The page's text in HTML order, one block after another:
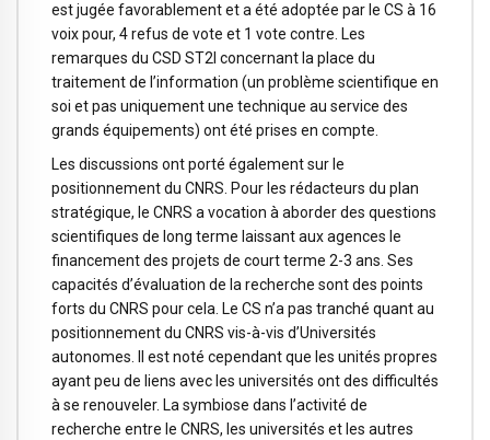
est jugée favorablement et a été adoptée par le CS à 16
voix pour, 4 refus de vote et 1 vote contre. Les
remarques du CSD ST2I concernant la place du
traitement de l’information (un problème scientifique en
soi et pas uniquement une technique au service des
grands équipements) ont été prises en compte.
Les discussions ont porté également sur le
positionnement du CNRS. Pour les rédacteurs du plan
stratégique, le CNRS a vocation à aborder des questions
scientifiques de long terme laissant aux agences le
financement des projets de court terme 2-3 ans. Ses
capacités d’évaluation de la recherche sont des points
forts du CNRS pour cela. Le CS n’a pas tranché quant au
positionnement du CNRS vis-à-vis d’Universités
autonomes. Il est noté cependant que les unités propres
ayant peu de liens avec les universités ont des difficultés
à se renouveler. La symbiose dans l’activité de
recherche entre le CNRS, les universités et les autres